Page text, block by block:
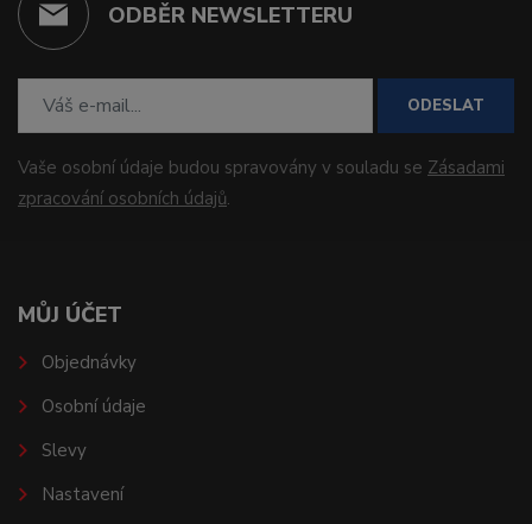
ODBĚR NEWSLETTERU
ODESLAT
Vaše osobní údaje budou spravovány v souladu se Zásadami
zpracování osobních údajů.
MŮJ ÚČET
Objednávky
Osobní údaje
Slevy
Nastavení